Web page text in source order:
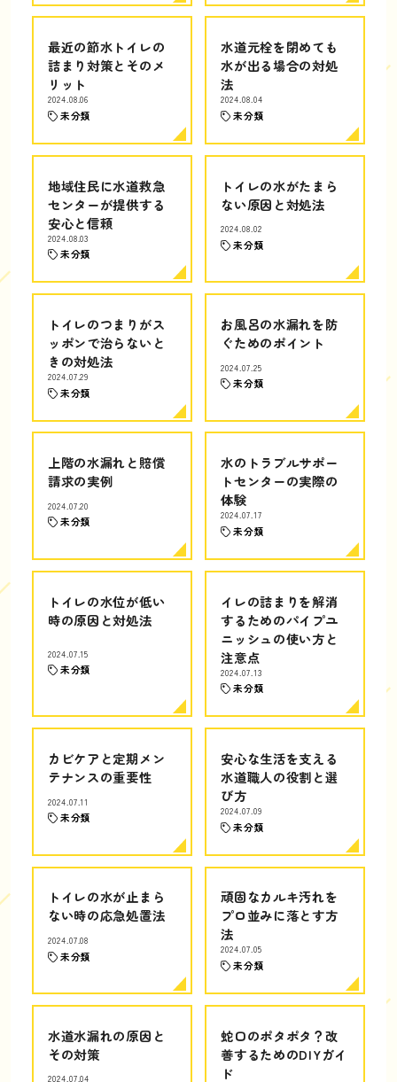
最近の節水トイレの
詰まり対策とそのメ
リット
2024.08.06
未分類
水道元栓を閉めても
水が出る場合の対処
法
2024.08.04
未分類
地域住民に水道救急
センターが提供する
安心と信頼
2024.08.03
未分類
トイレの水がたまら
ない原因と対処法
2024.08.02
未分類
トイレのつまりがス
ッポンで治らないと
きの対処法
2024.07.29
未分類
お風呂の水漏れを防
ぐためのポイント
2024.07.25
未分類
上階の水漏れと賠償
請求の実例
2024.07.20
未分類
水のトラブルサポー
トセンターの実際の
体験
2024.07.17
未分類
トイレの水位が低い
時の原因と対処法
2024.07.15
未分類
イレの詰まりを解消
するためのパイプユ
ニッシュの使い方と
注意点
2024.07.13
未分類
カビケアと定期メン
テナンスの重要性
2024.07.11
未分類
安心な生活を支える
水道職人の役割と選
び方
2024.07.09
未分類
トイレの水が止まら
ない時の応急処置法
2024.07.08
未分類
頑固なカルキ汚れを
プロ並みに落とす方
法
2024.07.05
未分類
水道水漏れの原因と
その対策
2024.07.04
蛇口のポタポタ？改
善するためのDIYガイ
ド